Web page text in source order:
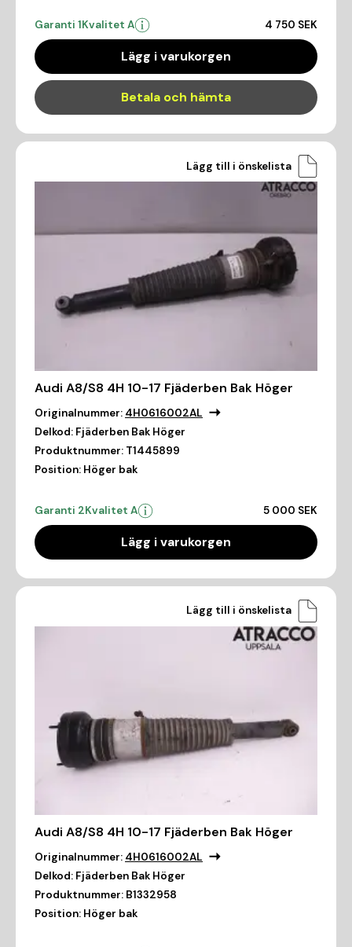
Garanti 1Kvalitet A 4 750 SEK
Lägg i varukorgen
Betala och hämta
Lägg till i önskelista
Audi A8/S8 4H 10-17 Fjäderben Bak Höger
Originalnummer: 4H0616002AL
Delkod: Fjäderben Bak Höger
Produktnummer: T1445899
Position: Höger bak
Garanti 2Kvalitet A 5 000 SEK
Lägg i varukorgen
Lägg till i önskelista
Audi A8/S8 4H 10-17 Fjäderben Bak Höger
Originalnummer: 4H0616002AL
Delkod: Fjäderben Bak Höger
Produktnummer: B1332958
Position: Höger bak